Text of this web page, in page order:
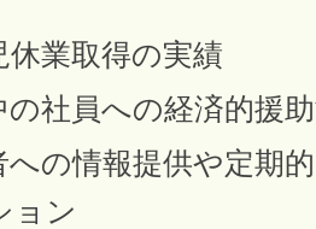
休業取得の実績
の社員への経済的援
への情報提供や定期
ョン